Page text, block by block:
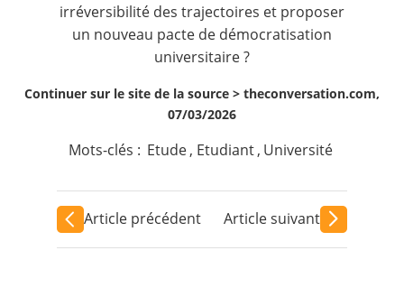
irréversibilité des trajectoires et proposer
un nouveau pacte de démocratisation
universitaire ?
Continuer sur le site de la source > theconversation.com,
07/03/2026
Mots-clés : Etude, Etudiant , Université
Article précédent Article suivant